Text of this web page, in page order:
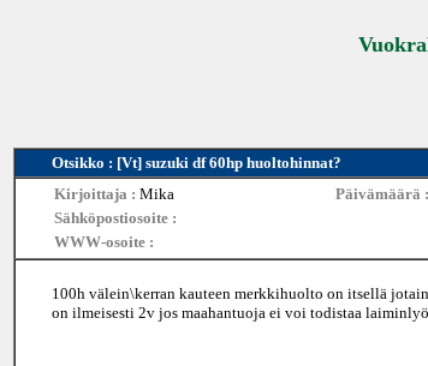
Otsikko : [Vt] suzuki df 60hp huoltohinnat?
Kirjoittaja : Mika Päivämäärä :
Sähköpostiosoite :
WWW-osoite :
100h välein\kerran kauteen merkkihuolto on itsellä
on ilmeisesti 2v jos maahantuoja ei voi todistaa